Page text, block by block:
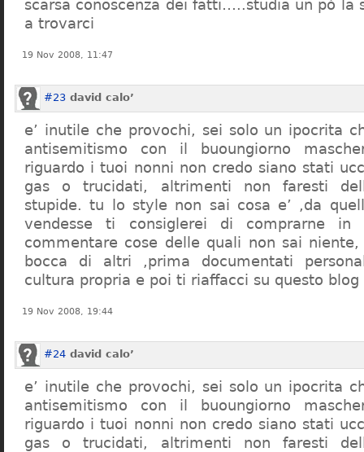
scarsa conoscenza dei fatti…..studia un pò la
a trovarci
19 Nov 2008, 11:47
#23 david calo’
e’ inutile che provochi, sei solo un ipocrita
antisemitismo con il buoungiorno
riguardo i tuoi nonni non credo siano stati
gas o trucidati, altrimenti non faresti
stupide. tu lo style non sai cosa e’ ,da
vendesse ti consiglerei di comprarne in
commentare cose delle quali non sai
bocca di altri ,prima documentati
cultura propria e poi ti riaffacci su questo blog
19 Nov 2008, 19:44
#24 david calo’
e’ inutile che provochi, sei solo un ipocrita
antisemitismo con il buoungiorno
riguardo i tuoi nonni non credo siano stati
gas o trucidati, altrimenti non faresti